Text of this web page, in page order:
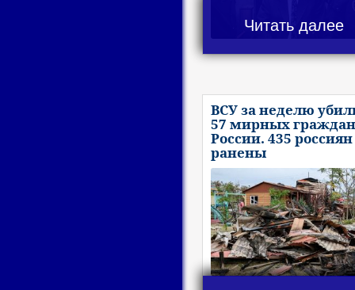
Читать далее
ВСУ за неделю
57 мирных граждан
России. 435 россиян
ранены